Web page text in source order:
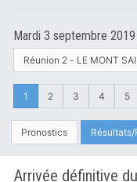
Mardi 3 septembre 2019
Réunion 2 - LE MONT
1 2 3 4 5
Pronostics